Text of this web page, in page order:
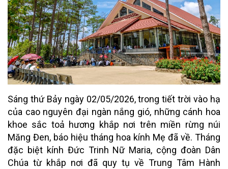
Sáng thứ Bảy ngày 02/05/2026, trong tiết trời vào hạ
của cao nguyên đại ngàn nắng gió, những cánh hoa
khoe sắc toả hương khắp nơi trên miền rừng núi
Măng Đen, báo hiệu tháng hoa kính Mẹ đã về. Tháng
đặc biệt kính Đức Trinh Nữ Maria, cộng đoàn Dân
Chúa từ khắp nơi đã quy tụ về Trung Tâm Hành